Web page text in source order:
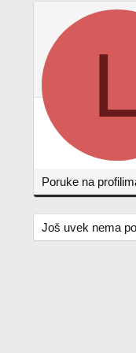
Poruke na
Još uvek nema